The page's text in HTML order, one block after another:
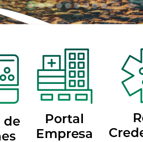
Focar slide
Focar slide
Focar slide
Focar slide
Focar slide
Focar slide
Focar slide
Focar slide
Focar slide